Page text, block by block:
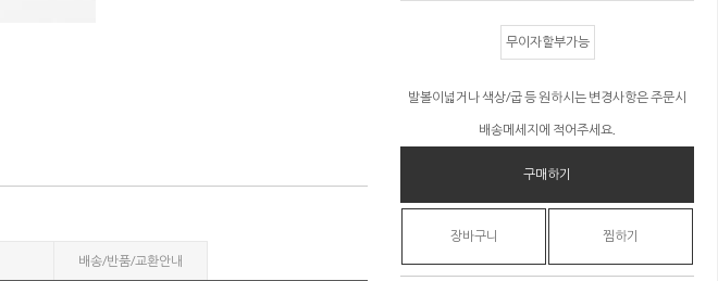
배송/반품/교환안내
무이자할부가능
발볼이넓거나 색상/굽 등 원하시는 변경사항은 주문시
배송메세지에 적어주세요.
구매하기
장바구니 찜하기